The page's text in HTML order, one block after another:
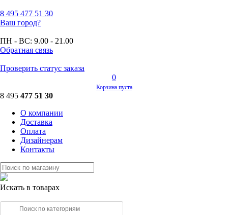
8 495 477 51 30
Ваш город?
ПН - ВС: 9.00 - 21.00
Обратная связь
Проверить статус заказа
0
Корзина пуста
8 495 477 51 30
О компании
Доставка
Оплата
Дизайнерам
Контакты
Искать в товарах